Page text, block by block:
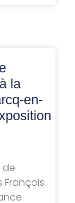
la
en-
de
François